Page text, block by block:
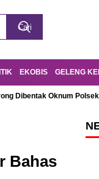
EKOBIS GELENG
Dibentak Oknum
Bahas